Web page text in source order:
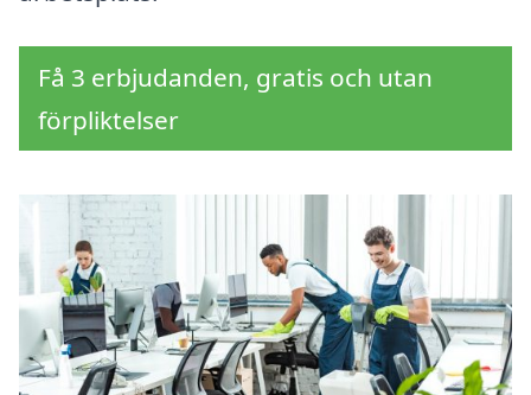
Få 3 erbjudanden, gratis och utan
förpliktelser